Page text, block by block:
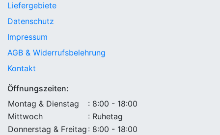
Liefergebiete
Datenschutz
Impressum
AGB & Widerrufsbelehrung
Kontakt
Öffnungszeiten:
Montag & Dienstag
: 8:00 - 18:00
Mittwoch
: Ruhetag
Donnerstag & Freitag : 8:00 - 18:00